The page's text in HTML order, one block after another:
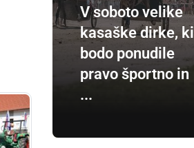
V soboto velike
kasaške dirke, ki
bodo ponudile
pravo športno in
...